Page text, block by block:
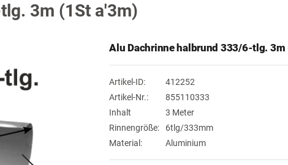
3m (1St a'3m)
Alu Dachrinne halbrund 333/6-tlg. 3m
Artikel-ID:
412252
Artikel-Nr.:
855110333
Inhalt
3 Meter
Rinnengröße:
6tlg/333mm
Material:
Aluminium